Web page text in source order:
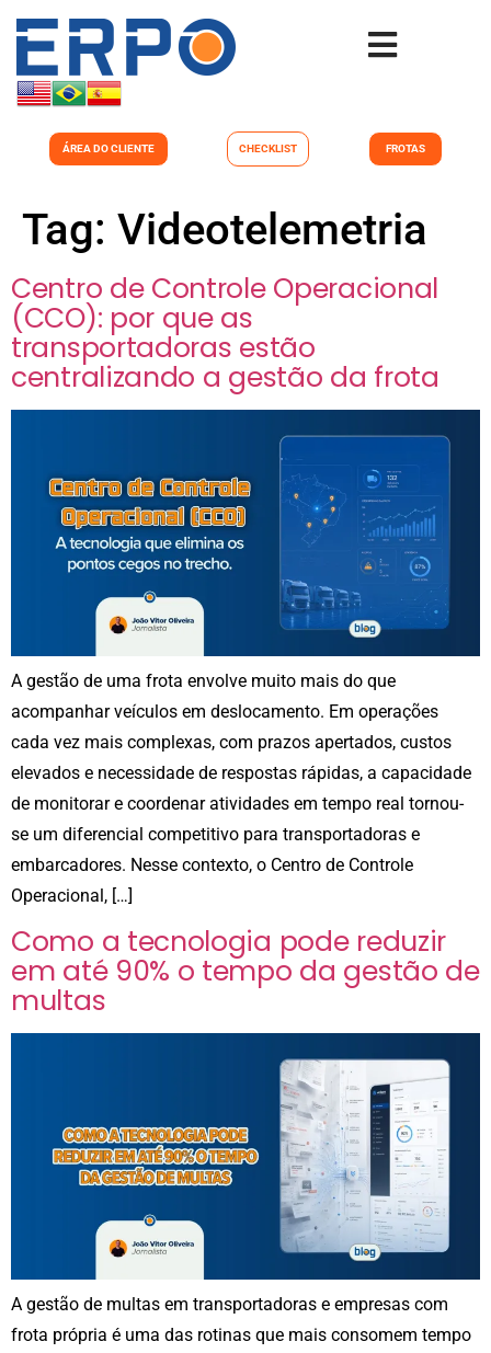
ÁREA DO CLIENTE CHECKLIST FROTAS
Tag: Videotelemetria
Centro de Controle Operacional
(CCO): por que as
transportadoras estão
centralizando a gestão da frota
A gestão de uma frota envolve muito mais do que
acompanhar veículos em deslocamento. Em operações
cada vez mais complexas, com prazos apertados, custos
elevados e necessidade de respostas rápidas, a capacidade
de monitorar e coordenar atividades em tempo real tornou-
se um diferencial competitivo para transportadoras e
embarcadores. Nesse contexto, o Centro de Controle
Operacional, […]
Como a tecnologia pode reduzir
em até 90% o tempo da gestão de
multas
A gestão de multas em transportadoras e empresas com
frota própria é uma das rotinas que mais consomem tempo